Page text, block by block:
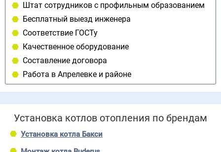
Штат сотрудников с профильным образованием
Бесплатный выезд инженера
Соответствие ГОСТу
Качественное оборудование
Составление договора
Работа в Апрелевке и районе
Установка котлов отопления по брендам
Установка котла Бакси